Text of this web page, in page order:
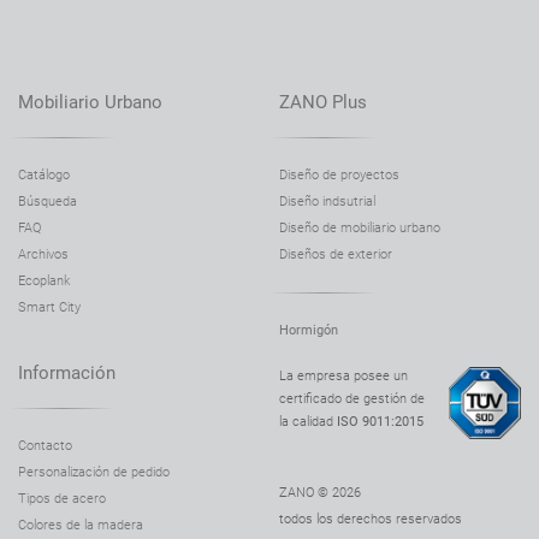
Papelera Start 03.044
Papelera Start con cenicero 03.044.1
Papelera Stilo 03.048
Papelera Tino 03.034
Papelera Tubus 03.053
Papelera Tubus 03.053.9
Papelera Tubus 03.053.11
Papelera Tubus 03.053.8
Mobiliario Urbano
Catálogo
Búsqueda
FAQ
Archivos
Ecoplank
Smart City
ZANO Plus
Diseño de proyectos
Diseño indsutrial
Diseño de mobiliario urbano
Diseños de exterior
Hormigón
Información
Contacto
Personalización de pedido
Tipos de acero
Colores de la madera
La empresa posee un
certificado de gestión de
la calidad ISO 9011:2015
ZANO © 2026
todos los derechos reservados